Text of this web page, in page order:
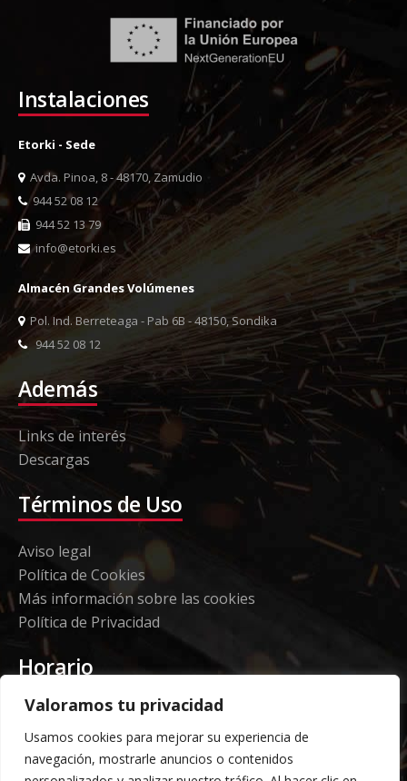
Valoramos tu privacidad
Usamos cookies para mejorar su experiencia de
navegación, mostrarle anuncios o contenidos
Instalaciones
Etorki - Sede
Avda. Pinoa, 8 - 48170, Zamudio
944 52 08 12
944 52 13 79
info@etorki.es
Almacén Grandes Volúmenes
Pol. Ind. Berreteaga - Pab 6B - 48150, Sondika
944 52 08 12
Además
Links de interés
Descargas
Términos de Uso
Aviso legal
Política de Cookies
Más información sobre las cookies
Política de Privacidad
Horario
Etorki - Sede
Lunes a jueves 08:00 a 16:00
Viernes: 08:00 a 14:00